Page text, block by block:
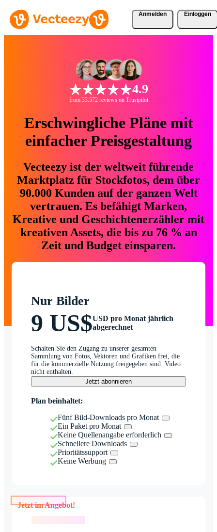
Anmelden Einloggen
4.9
from 33.572 reviews on Trustpilot
Erschwingliche Pläne mit
einfacher Preisgestaltung
Vecteezy ist der weltweit führende
Marktplatz für Stockfotos, dem über
90.000 Kunden auf der ganzen Welt
vertrauen. Es befähigt Marken,
Kreative und Geschichtenerzähler mit
kreativen Assets, die bis zu 76 % an
Zeit und Budget einsparen.
Nur Bilder
9 US$USD pro Monat jährlich
abgerechnet
Schalten Sie den Zugang zu unserer gesamten
Sammlung von Fotos, Vektoren und Grafiken frei, die
für die kommerzielle Nutzung freigegeben sind. Video
nicht enthalten.
Jetzt abonnieren
Plan beinhaltet:
Fünf Bild-Downloads pro Monat
Ein Paket pro Monat
Keine Quellenangabe erforderlich
Schnellere Downloads
Prioritätssupport
Keine Werbung
Jetzt im Angebot!